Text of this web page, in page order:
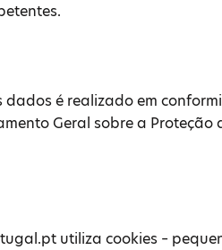
é realizado em
Geral sobre a Proteção
utiliza cookies –